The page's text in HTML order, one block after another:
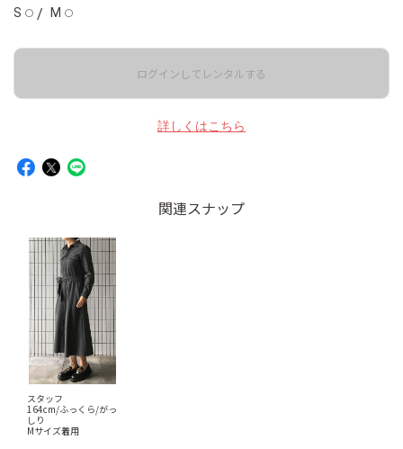
S ◯ / M ◯
ログインしてレンタルする
詳しくはこちら
関連スナップ
スタッフ
164cm/ふっくら/がっ
しり
Mサイズ着用